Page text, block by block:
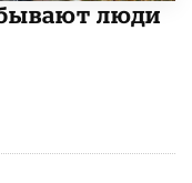
люди